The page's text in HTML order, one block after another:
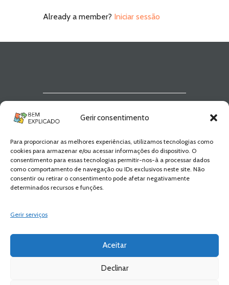
Gerir consentimento
Para proporcionar as melhores experiências, utilizamos tecnologias como
cookies para armazenar e/ou acessar informações do dispositivo. O
consentimento para essas tecnologias permitir-nos-à a processar dados
como comportamento de navegação ou IDs exclusivos neste site. Não
consentir ou retirar o consentimento pode afetar negativamente
determinados recursos e funções.
Gerir serviços
Aceitar
Declinar
Already a member? Iniciar sessão
Explicado
Fica a par de todas as novidades! Zero
Spam, apenas novidades e novos
conteúdos!